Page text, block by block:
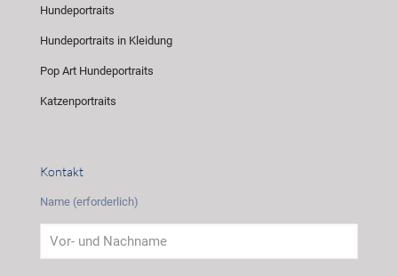
Hundeportraits
Hundeportraits in Kleidung
Pop Art Hundeportraits
Katzenportraits
Kontakt
Name (erforderlich)